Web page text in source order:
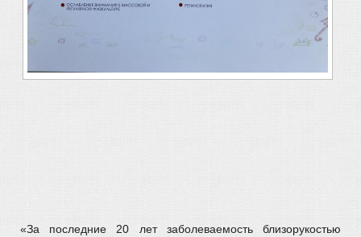
«За последние 20 лет заболеваемость близорукостью